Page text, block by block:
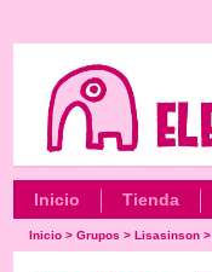
Inicio Tienda
Inicio> Grupos > Lisasinson>